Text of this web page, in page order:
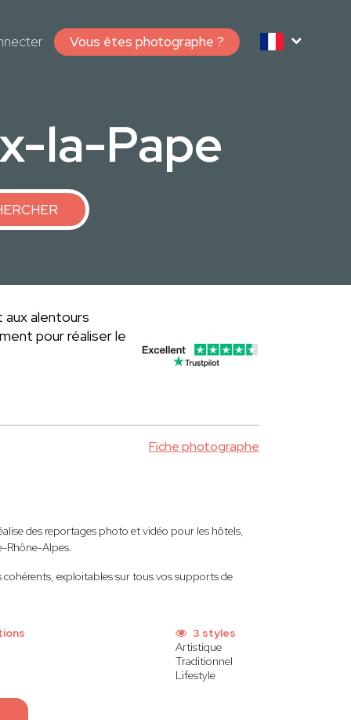
Vous êtes photographe ?
la-Pape
alentours
pour réaliser le
Fiche photographe
des reportages photo et vidéo pour les hôtels,
Rhône-Alpes.
exploitables sur tous vos supports de
3 styles
Artistique
Traditionnel
Lifestyle